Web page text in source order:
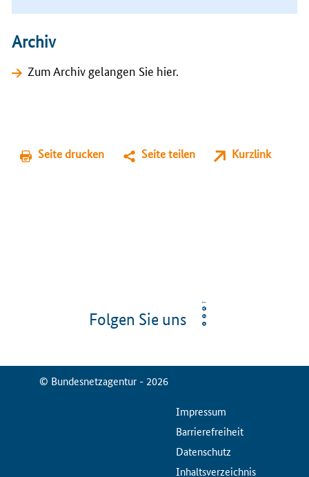
Archiv
Zum Archiv gelangen Sie hier.
Seite drucken Seite teilen Kurzlink
Folgen Sie uns
© Bundesnetzagentur - 2026
ServiceMenuImpressum
Barrierefreiheit
Datenschutz
Inhaltsverzeichnis